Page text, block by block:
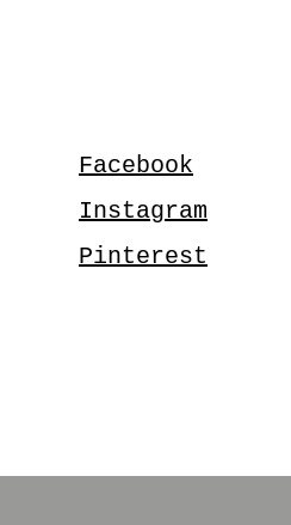
Facebook
Instagram
Pinterest